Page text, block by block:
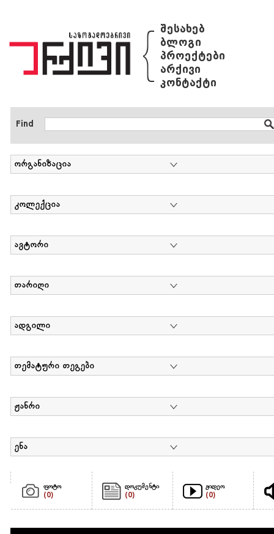
{ შესახებ
ბლოგი
პროექტები
არქივი
კონტაქტი
Find
ორგანიზაცია
კოლექცია
ავტორი
თარიღი
ადგილი
თემატური თეგები
ჟანრი
ენა
ფოტო
(0)
დოკუმენტი
(0)
ვიდეო
(0)